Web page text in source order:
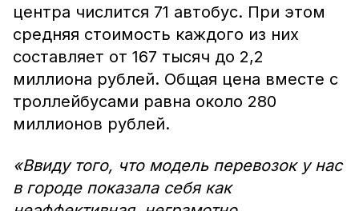
центра числится 71 автобус. При этом
средняя стоимость каждого из них
составляет от 167 тысяч до 2,2
миллиона рублей. Общая цена вместе с
троллейбусами равна около 280
миллионов рублей.
«Ввиду того, что модель перевозок у нас
в городе показала себя как